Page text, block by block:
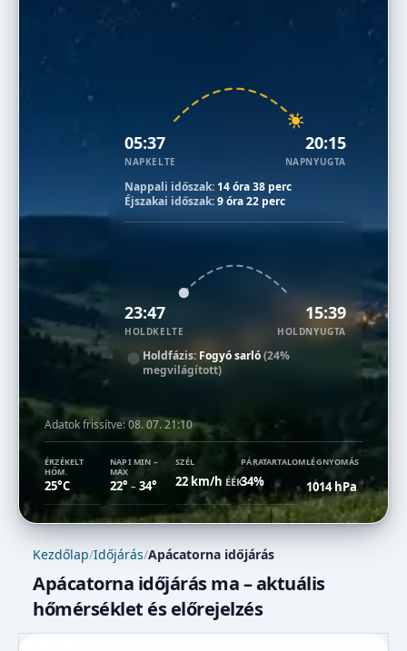
05:37
NAPKELTE
20:15
NAPNYUGTA
Nappali időszak: 14 óra 38 perc
Éjszakai időszak:9 óra 22 perc
23:47
HOLDKELTE
15:39
HOLDNYUGTA
Holdfázis: Fogyó sarló(24%
megvilágított)
Adatok frissítve:08. 07. 21:10
ÉRZÉKELT
HŐM.
25°C
NAPI MIN –
MAX
22° –34°
SZÉL
22 km/h ÉÉK
PÁRATARTALOM
34%
LÉGNYOMÁS
1014 hPa
Kezdőlap/Időjárás/Apácatorna időjárás
Apácatorna időjárás ma – aktuális
hőmérséklet és előrejelzés